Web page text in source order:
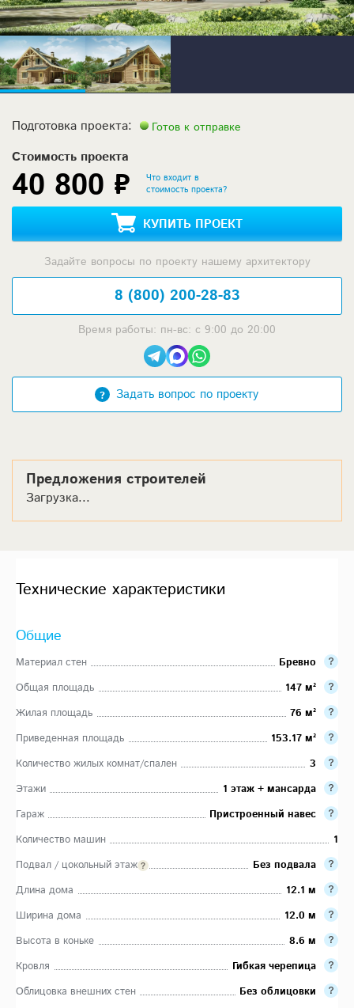
Подготовка проекта: Готов к отправке
Стоимость проекта
40 800 ₽
Что входит в
стоимость проекта?
КУПИТЬ ПРОЕКТ
Задайте вопросы по проекту нашему архитектору
8 (800) 200-28-83
Время работы: пн-вс: с 9:00 до 20:00
Задать вопрос по проекту
Предложения строителей
Загрузка...
Технические характеристики
Общие
Материал стен
Бревно
Общая площадь
147 м²
Жилая площадь
76 м²
Приведенная площадь
153.17 м²
Количество жилых комнат/спален
3
Этажи
1 этаж + мансарда
Гараж
Пристроенный навес
Количество машин
1
Подвал / цокольный этаж
Без подвала
Длина дома
12.1 м
Ширина дома
12.0 м
Высота в коньке
8.6 м
Кровля
Гибкая черепица
Облицовка внешних стен
Без облицовки